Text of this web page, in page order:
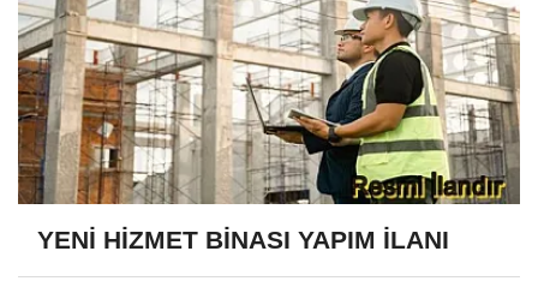
YENİ HİZMET BİNASI YAPIM İLANI